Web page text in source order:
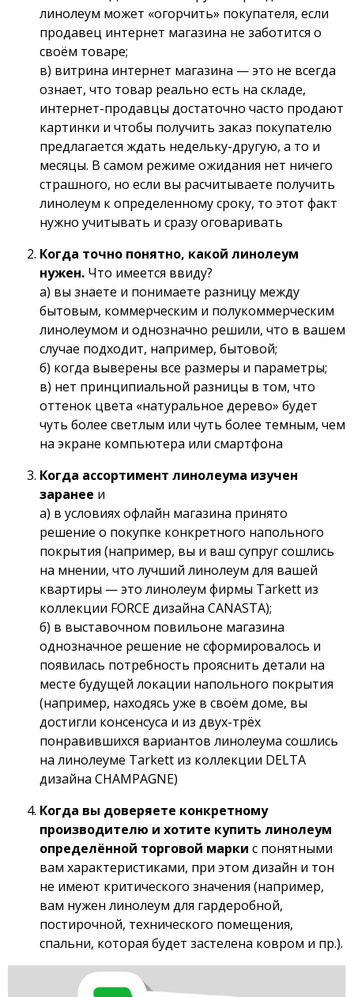
линолеум может «огорчить» покупателя, если
продавец интернет магазина не заботится о
своём товаре;
в) витрина интернет магазина — это не всегда
ознает, что товар реально есть на складе,
интернет-продавцы достаточно часто продают
картинки и чтобы получить заказ покупателю
предлагается ждать недельку-другую, а то и
месяцы. В самом режиме ожидания нет ничего
страшного, но если вы расчитываете получить
линолеум к определенному сроку, то этот факт
нужно учитывать и сразу оговаривать
Когда точно понятно, какой линолеум
нужен. Что имеется ввиду?
а) вы знаете и понимаете разницу между
бытовым, коммерческим и полукоммерческим
линолеумом и однозначно решили, что в вашем
случае подходит, например, бытовой;
б) когда выверены все размеры и параметры;
в) нет принципиальной разницы в том, что
оттенок цвета «натуральное дерево» будет
чуть более светлым или чуть более темным, чем
на экране компьютера или смартфона
Когда ассортимент линолеума изучен
заранее и
а) в условиях офлайн магазина принято
решение о покупке конкретного напольного
покрытия (например, вы и ваш супруг сошлись
на мнении, что лучший линолеум для вашей
квартиры — это линолеум фирмы Tarkett из
коллекции FORCE дизайна CANASTA);
б) в выставочном повильоне магазина
однозначное решение не сформировалось и
появилась потребность прояснить детали на
месте будущей локации напольного покрытия
(например, находясь уже в своём доме, вы
достигли консенсуса и из двух-трёх
понравившихся вариантов линолеума сошлись
на линолеуме Tarkett из коллекции DELTA
дизайна CHAMPAGNE)
Когда вы доверяете конкретному
производителю и хотите купить линолеум
определённой торговой марки с понятными
вам характеристиками, при этом дизайн и тон
не имеют критического значения (например,
вам нужен линолеум для гардеробной,
постирочной, технического помещения,
спальни, которая будет застелена ковром и пр.).